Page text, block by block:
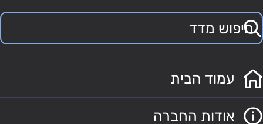
עמוד הבית
אודות החברה